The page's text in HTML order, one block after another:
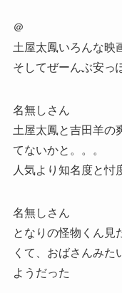
＠
土屋太鳳いろんな映
そしてぜーんぶ安っ
名無しさん
土屋太鳳と吉田羊の
てないかと。。。
人気より知名度と忖
名無しさん
となりの怪物くん見
くて、おばさんみた
ようだった